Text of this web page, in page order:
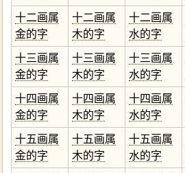
十二画属
金的字
十二画属
木的字
十二画属
水的字
十三画属
金的字
十三画属
木的字
十三画属
水的字
十四画属
金的字
十四画属
木的字
十四画属
水的字
十五画属
金的字
十五画属
木的字
十五画属
水的字